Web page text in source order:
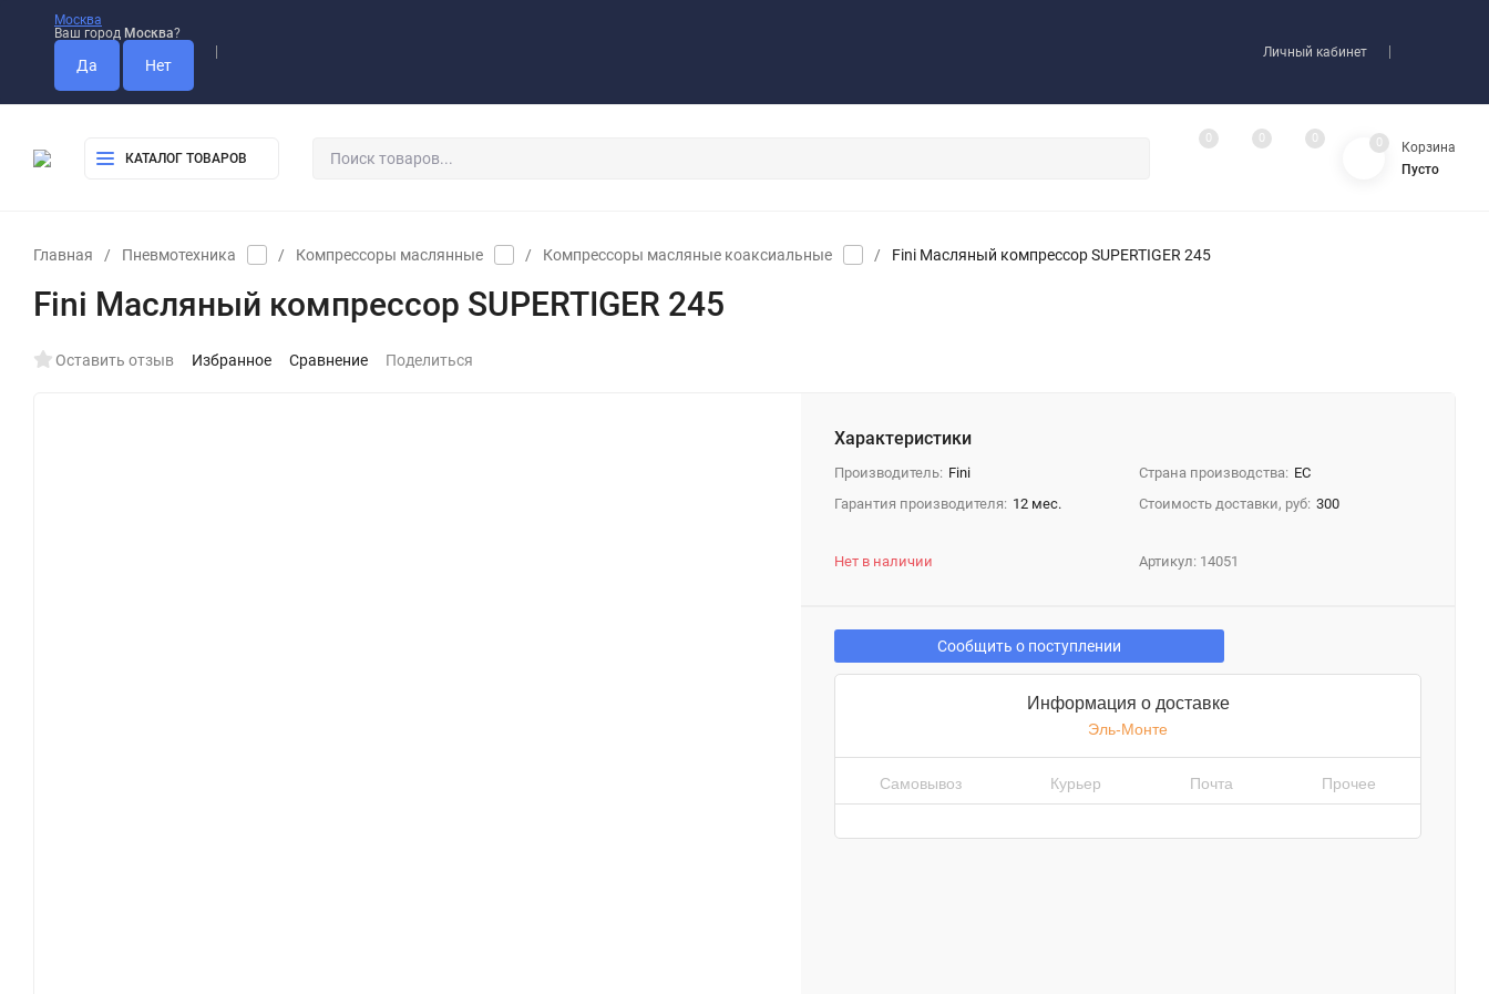
Москва
Ваш город Москва?
Личный кабинет
КАТАЛОГ ТОВАРОВ
0 0 0 0
Корзина
Пусто
Главная / Пневмотехника / Компрессоры маслянные / Компрессоры масляные коаксиальные / Fini Масляный компрессор SUPERTIGER 245
Fini Масляный компрессор SUPERTIGER 245
Оставить отзыв Избранное Сравнение Поделиться
Характеристики
Производитель: Fini Страна производства: EC
Гарантия производителя: 12 мес. Стоимость доставки, руб: 300
Артикул: 14051
Нет в наличии
Сообщить о поступлении
Информация о доставке
Эль-Монте
Самовывоз Курьер Почта Прочее